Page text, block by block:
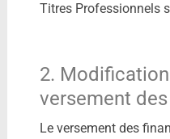
Titres Professionnels
2.
versement
Le versement des